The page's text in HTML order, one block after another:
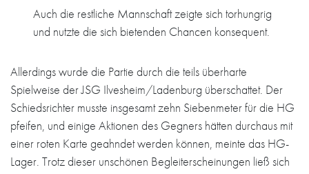
Auch die restliche Mannschaft zeigte sich torhungrig
und nutzte die sich bietenden Chancen konsequent.
Allerdings wurde die Partie durch die teils überharte
Spielweise der JSG Ilvesheim/Ladenburg überschattet. Der
Schiedsrichter musste insgesamt zehn Siebenmeter für die HG
pfeifen, und einige Aktionen des Gegners hätten durchaus mit
einer roten Karte geahndet werden können, meinte das HG-
Lager. Trotz dieser unschönen Begleiterscheinungen ließ sich